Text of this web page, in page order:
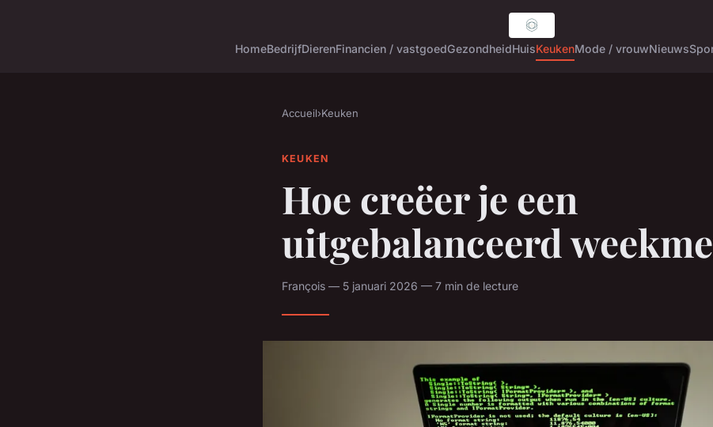
HomeBedrijfDierenFinancien / vastgoedGezondheidHuisKeukenMode / vrouwNieuws
Accueil›Keuken
KEUKEN
Hoe creëer je een
uitgebalanceerd
François — 5 januari 2026 — 7 min de lecture